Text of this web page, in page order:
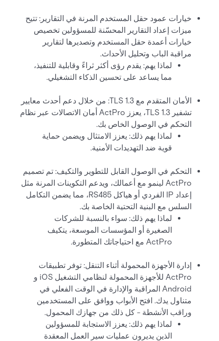
خيارات عمود حقل المستخدم المرنة في التقارير: تتيح
ميزات إعداد التقارير المحسّنة للمسؤولين تخصيص
خيارات أعمدة حقل المستخدم وتصديرها لتقارير
مراقبة الباب وتحليل الأحداث.
لماذا يهم: يقدم رؤى أكثر ثراءً وقابلية للتنفيذ،
مما يساعد على تحسين الذكاء التشغيلي.
الأمان المتقدم مع TLS 1.3: من خلال دعم أحدث معايير
تشفير TLS 1.3، يعزز ActPro أمان الاتصالات عبر نظام
التحكم في الوصول الخاص بك.
لماذا يهم ذلك: يعزز الامتثال ويضمن حماية
قوية ضد التهديدات الأمنية.
التحكم في الوصول القابل للتطوير والتكيف: تم تصميم
ActPro لينمو مع أعمالك، ويدعم التكوينات المرنة مثل
إعداد IP الفردي أو هياكل RS485، مما يضمن التكامل
السلس مع البنية التحتية الخاصة بك.
لماذا يهم ذلك: سواء بالنسبة للشركات
الصغيرة أو المؤسسات الموسعة، يتكيف
ActPro مع احتياجاتك المتطورة.
إدارة الأجهزة المحمولة أثناء التنقل: توفر تطبيقات
ActPro للأجهزة المحمولة لنظامي التشغيل iOS و
Android المراقبة والإدارة في الوقت الفعلي في
متناول يدك. افتح الأبواب ووافق على المستخدمين
وراقب الأنشطة - كل ذلك من جهازك المحمول.
لماذا يهم ذلك: يعزز الاستجابة للمسؤولين
الذين يديرون عمليات سير العمل المعقدة